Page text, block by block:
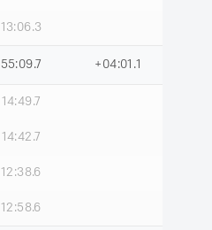
13:06.3
55:09.7 +04:01.1
14:49.7
14:42.7
12:38.6
12:58.6